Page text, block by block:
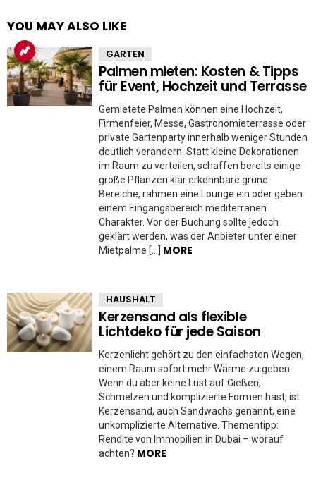
YOU MAY ALSO LIKE
GARTEN
Palmen mieten: Kosten & Tipps
für Event, Hochzeit und Terrasse
Gemietete Palmen können eine Hochzeit,
Firmenfeier, Messe, Gastronomieterrasse oder
private Gartenparty innerhalb weniger Stunden
deutlich verändern. Statt kleine Dekorationen
im Raum zu verteilen, schaffen bereits einige
große Pflanzen klar erkennbare grüne
Bereiche, rahmen eine Lounge ein oder geben
einem Eingangsbereich mediterranen
Charakter. Vor der Buchung sollte jedoch
geklärt werden, was der Anbieter unter einer
Mietpalme […] MORE
HAUSHALT
Kerzensand als flexible
Lichtdeko für jede Saison
Kerzenlicht gehört zu den einfachsten Wegen,
einem Raum sofort mehr Wärme zu geben.
Wenn du aber keine Lust auf Gießen,
Schmelzen und komplizierte Formen hast, ist
Kerzensand, auch Sandwachs genannt, eine
unkomplizierte Alternative. Thementipp:
Rendite von Immobilien in Dubai – worauf
achten? MORE